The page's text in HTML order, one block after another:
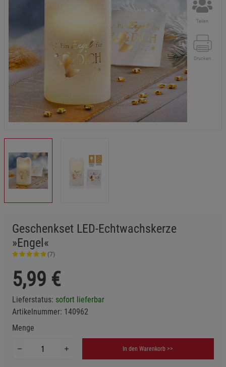
Teilen
Drucken
Geschenkset LED-Echtwachskerze
»Engel«
(7)
5,99 €
Lieferstatus: sofort lieferbar
Artikelnummer: 140962
Menge
In den Warenkorb >>